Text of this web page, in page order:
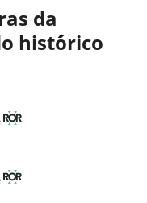
da
hist´órico